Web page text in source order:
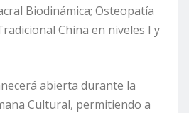
Biodinámica; Osteopatía
China en niveles I y
abierta durante la
Cultural, permitiendo a